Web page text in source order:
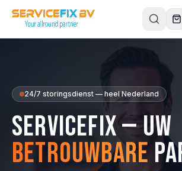
Direct naar inhoud
24/7 storingsdienst — heel Nederland
ServiceFix — uw
betrouwbare